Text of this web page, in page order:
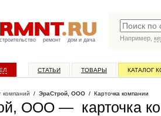
строительство ремонт дом и дача
Например,
СТАТЬИ ТОВАРЫ КАТАЛОГ
компаний / ЭраСтрой, ООО / Карточка компании
ООО — карточка